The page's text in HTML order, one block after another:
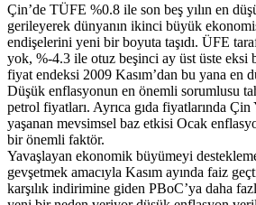
Çin’de TÜFE %0.8 ile son beş yılın en
gerileyerek dünyanın ikinci büyük
endişelerini yeni bir boyuta taşıdı. ÜFE
yok, %-4.3 ile otuz beşinci ay üst üste eksi
fiyat endeksi 2009 Kasım’dan bu yana en
Düşük enflasyonun en önemli sorumlusu
petrol fiyatları. Ayrıca gıda fiyatlarında Çin
yaşanan mevsimsel baz etkisi Ocak
bir önemli faktör.
Yavaşlayan ekonomik büyümeyi
gevşetmek amacıyla Kasım ayında faiz
karşılık indirimine giden PBoC’ya daha